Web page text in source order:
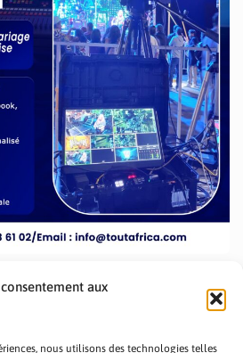
aux
nous utilisons des technologies telles